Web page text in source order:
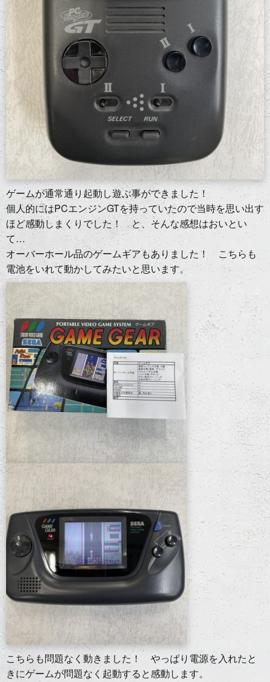
ゲームが通常通り起動し遊ぶ事ができました！
個人的にはPCエンジンGTを持っていたので当時を思い出す
ほど感動しまくりでした！ と、そんな感想はおいとい
て…
オーバーホール品のゲームギアもありました！ こちらも
電池をいれて動かしてみたいと思います。
こちらも問題なく動きました！ やっぱり電源を入れたと
きにゲームが問題なく起動すると感動します。